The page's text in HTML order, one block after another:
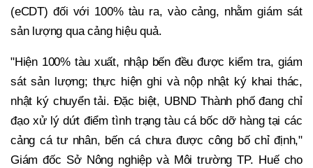
(eCDT) đối với 100% tàu ra, vào cảng, nhằm giám sát
sản lượng qua cảng hiệu quả.
"Hiện 100% tàu xuất, nhập bến đều được kiểm tra, giám
sát sản lượng; thực hiện ghi và nộp nhật ký khai thác,
nhật ký chuyển tải. Đặc biệt, UBND Thành phố đang chỉ
đạo xử lý dứt điểm tình trạng tàu cá bốc dỡ hàng tại các
cảng cá tư nhân, bến cá chưa được công bố chỉ định,"
Giám đốc Sở Nông nghiệp và Môi trường TP. Huế cho